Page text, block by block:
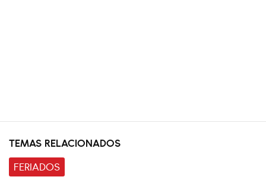
TEMAS RELACIONADOS
FERIADOS